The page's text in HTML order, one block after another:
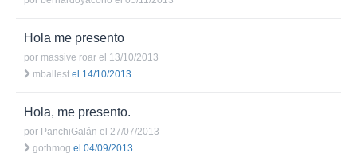
Hola me presento
por massive roar el 13/10/2013
mballest el 14/10/2013
Hola, me presento.
por PanchiGalán el 27/07/2013
gothmog el 04/09/2013